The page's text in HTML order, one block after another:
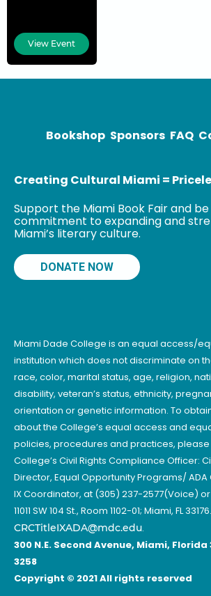
libros: El
Mañana
(Vintage
Español). En
View Event
Bookshop Sponsors FAQ
Creating Cultural Miami =
Support the Miami Book Fair and
commitment to expanding and
Miami’s literary culture.
DONATE NOW
Miami Dade College is an equal access/
institution which does not discriminate on
race, color, marital status, age, religion,
disability, veteran’s status, ethnicity,
orientation or genetic information. To
about the College’s equal access and
policies, procedures and practices,
College’s Civil Rights Compliance Officer:
Director, Equal Opportunity Programs/
IX Coordinator, at (305) 237-2577(Voice) or
11011 SW 104 St., Room 1102-01; Miami, FL 33176.
CRCTitleIXADA@mdc.edu.
300 N.E. Second Avenue, Miami, Florida
3258
Copyright © 2021 All rights reserved